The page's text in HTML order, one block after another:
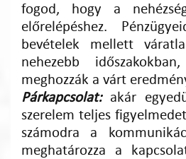
fogod, hogy a
előrelépéshez.
bevételek mellett
nehezebb
meghozzák a várt
Párkapcsolat:akár
szerelem teljes
számodra a
meghatározza a